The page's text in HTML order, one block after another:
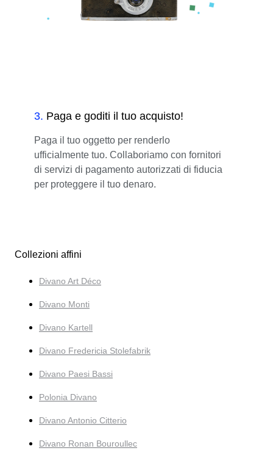
3. Paga e goditi il tuo acquisto!
Paga il tuo oggetto per renderlo
ufficialmente tuo. Collaboriamo con fornitori
di servizi di pagamento autorizzati di fiducia
per proteggere il tuo denaro.
Collezioni affini
Divano Art Déco
Divano Monti
Divano Kartell
Divano Fredericia Stolefabrik
Divano Paesi Bassi
Polonia Divano
Divano Antonio Citterio
Divano Ronan Bouroullec